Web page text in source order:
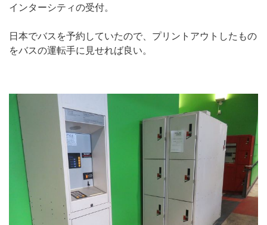
インターシティの受付。
日本でバスを予約していたので、プリントアウトしたもの
をバスの運転手に見せれば良い。